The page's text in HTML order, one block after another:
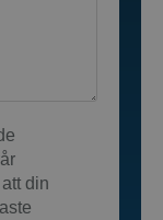
din